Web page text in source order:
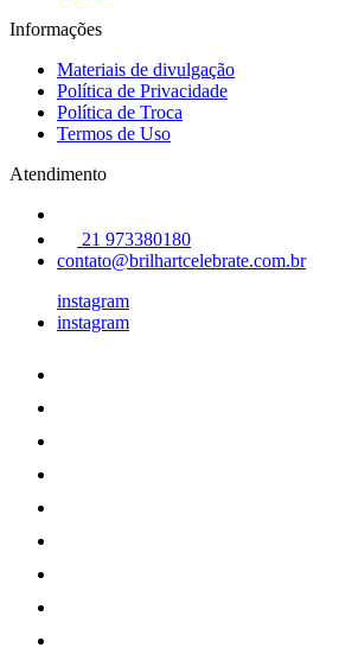
Informações
Materiais de divulgação
Política de Privacidade
Política de Troca
Termos de Uso
Atendimento
21 973380180
contato@brilhartcelebrate.com.br
instagram
instagram